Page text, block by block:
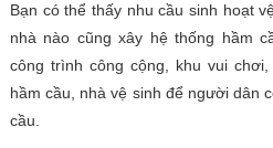
Bạn có thể thấy nhu cầu sinh hoạt
nhà nào cũng xây hệ thống hầm
công trình công cộng, khu vui
hầm cầu, nhà vệ sinh để người dân
cầu.